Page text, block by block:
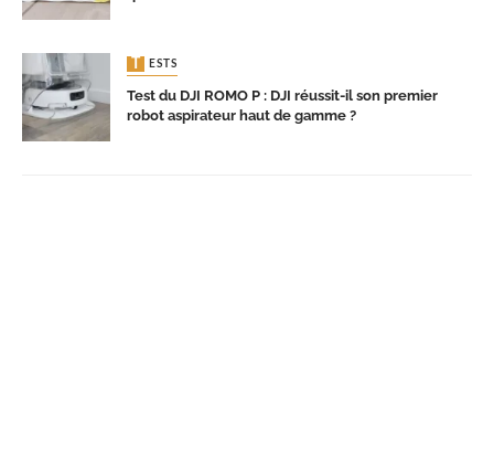
TESTS
Test du DJI ROMO P : DJI réussit-il son premier
robot aspirateur haut de gamme ?